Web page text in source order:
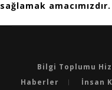
sağlamak amacımızdır.
Bilgi Toplumu
Haberler
İnsan